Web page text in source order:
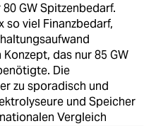
GW Spitzenbedarf.
so viel Finanzbedarf,
das nur 85 GW
Die
zu sporadisch und
und Speicher
Vergleich